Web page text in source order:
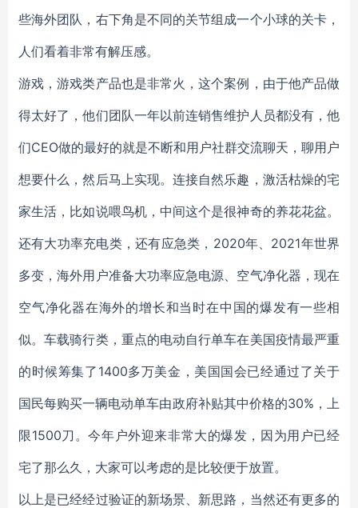
些海外团队，右下角是不同的关节组成一个小球的关卡，
人们看着非常有解压感。
游戏，游戏类产品也是非常火，这个案例，由于他产品做
得太好了，他们团队一年以前连销售维护人员都没有，他
们CEO做的最好的就是不断和用户社群交流聊天，聊用户
想要什么，然后马上实现。连接自然乐趣，激活枯燥的宅
家生活，比如说喂鸟机，中间这个是很神奇的养花花盆。
还有大功率充电类，还有应急类，2020年、2021年世界
多变，海外用户准备大功率应急电源、空气净化器，现在
空气净化器在海外的增长和当时在中国的爆发有一些相
似。车载骑行类，重点的电动自行单车在美国疫情最严重
的时候筹集了1400多万美金，美国国会已经通过了关于
国民每购买一辆电动单车由政府补贴其中价格的30%，上
限1500刀。今年户外迎来非常大的爆发，因为用户已经
宅了那么久，大家可以考虑的是比较便于放置。
以上是已经经过验证的新场景、新思路，当然还有更多的